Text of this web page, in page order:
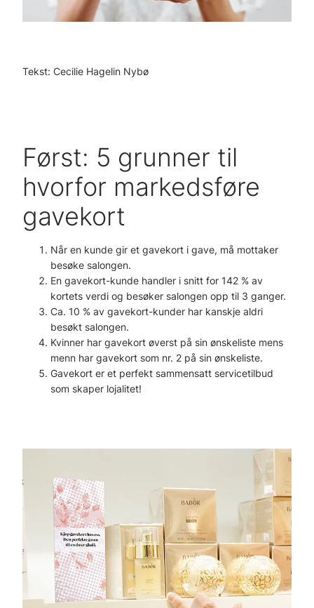
Tekst: Cecilie Hagelin Nybø
Først: 5 grunner til
hvorfor markedsføre
gavekort
Når en kunde gir et gavekort i gave, må mottaker
besøke salongen.
En gavekort-kunde handler i snitt for 142 % av
kortets verdi og besøker salongen opp til 3 ganger.
Ca. 10 % av gavekort-kunder har kanskje aldri
besøkt salongen.
Kvinner har gavekort øverst på sin ønskeliste mens
menn har gavekort som nr. 2 på sin ønskeliste.
Gavekort er et perfekt sammensatt servicetilbud
som skaper lojalitet!